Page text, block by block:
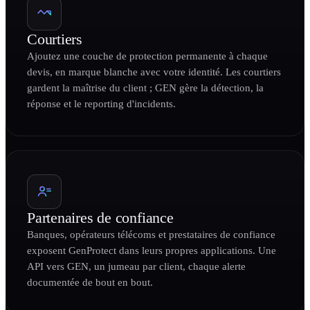
Courtiers
Ajoutez une couche de protection permanente à chaque
devis, en marque blanche avec votre identité. Les courtiers
gardent la maîtrise du client ; GEN gère la détection, la
réponse et le reporting d'incidents.
Partenaires de confiance
Banques, opérateurs télécoms et prestataires de confiance
exposent GenProtect dans leurs propres applications. Une
API vers GEN, un jumeau par client, chaque alerte
documentée de bout en bout.